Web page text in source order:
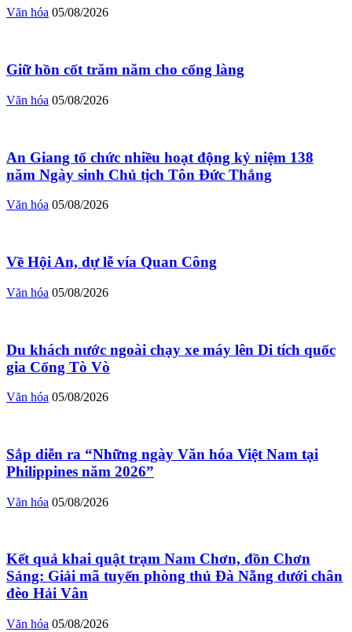
Văn hóa 05/08/2026
Giữ hồn cốt trăm năm cho cổng làng
Văn hóa 05/08/2026
An Giang tổ chức nhiều hoạt động kỷ niệm 138
năm Ngày sinh Chủ tịch Tôn Đức Thắng
Văn hóa 05/08/2026
Về Hội An, dự lễ vía Quan Công
Văn hóa 05/08/2026
Du khách nước ngoài chạy xe máy lên Di tích quốc
gia Cổng Tò Vò
Văn hóa 05/08/2026
Sắp diễn ra “Những ngày Văn hóa Việt Nam tại
Philippines năm 2026”
Văn hóa 05/08/2026
Kết quả khai quật trạm Nam Chơn, đồn Chơn
Sảng: Giải mã tuyến phòng thủ Đà Nẵng dưới chân
đèo Hải Vân
Văn hóa 05/08/2026